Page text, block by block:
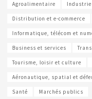
Agroalimentaire Industrie
Distribution et e-commerce
Informatique, télécom et
Business et services
Tourisme, loisir et culture
Aéronautique, spatial et
Santé Marchés publics